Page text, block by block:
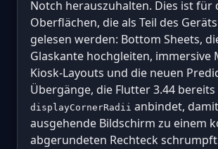
Notch herauszuhalten. Dies ist für
Oberflächen, die als Teil des
gelesen werden: Bottom Sheets,
Glaskante hochgleiten, immersive
Kiosk-Layouts und die neuen
Übergänge, die Flutter 3.44 bereits
displayCornerRadii anbindet,
ausgehende Bildschirm zu einem
abgerundeten Rechteck